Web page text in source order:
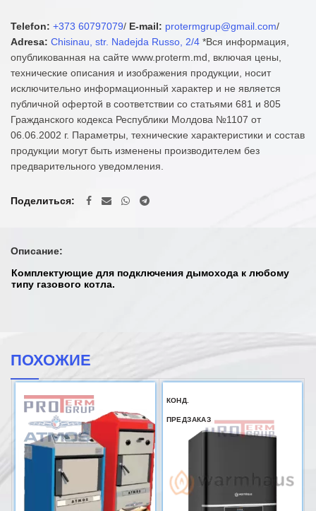
Telefon: +373 60797079/ E-mail: protermgrup@gmail.com/
Adresa: Chisinau, str. Nadejda Russo, 2/4 *Вся информация,
опубликованная на сайте www.proterm.md, включая цены,
технические описания и изображения продукции, носит
исключительно информационный характер и не является
публичной офертой в соответствии со статьями 681 и 805
Гражданского кодекса Республики Молдова №1107 от
06.06.2002 г. Параметры, технические характеристики и состав
продукции могут быть изменены производителем без
предварительного уведомления.
Поделиться
Описание:
Комплектующие для подключения дымохода к любому
типу газового котла.
ПОХОЖИЕ
КОНД.
ПРЕДЗАКАЗ